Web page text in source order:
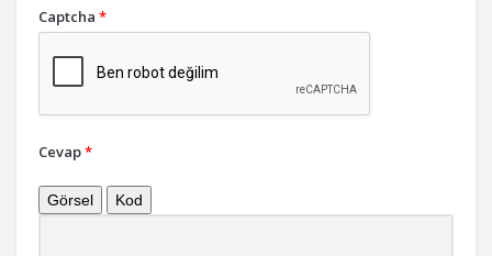
Captcha *
Cevap*
Görsel Kod